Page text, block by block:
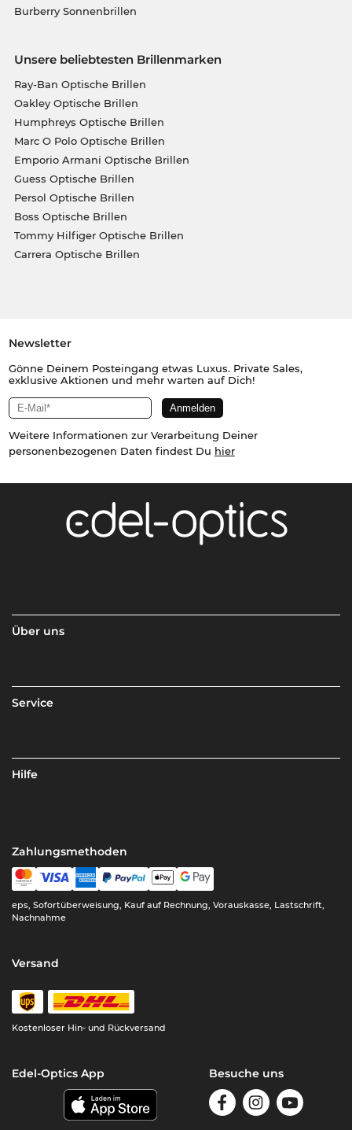
Burberry Sonnenbrillen
Unsere beliebtesten Brillenmarken
Ray-Ban Optische Brillen
Oakley Optische Brillen
Humphreys Optische Brillen
Marc O Polo Optische Brillen
Emporio Armani Optische Brillen
Guess Optische Brillen
Persol Optische Brillen
Boss Optische Brillen
Tommy Hilfiger Optische Brillen
Carrera Optische Brillen
Newsletter
Gönne Deinem Posteingang etwas Luxus. Private Sales,
exklusive Aktionen und mehr warten auf Dich!
Weitere Informationen zur Verarbeitung Deiner
personenbezogenen Daten findest Du hier
Über uns
Service
Hilfe
Zahlungsmethoden
eps, Sofortüberweisung, Kauf auf Rechnung, Vorauskasse, Lastschrift,
Nachnahme
Versand
Kostenloser Hin- und Rückversand
Edel-Optics App Besuche uns